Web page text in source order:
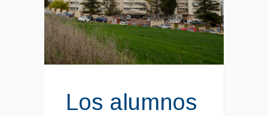
Los alumnos